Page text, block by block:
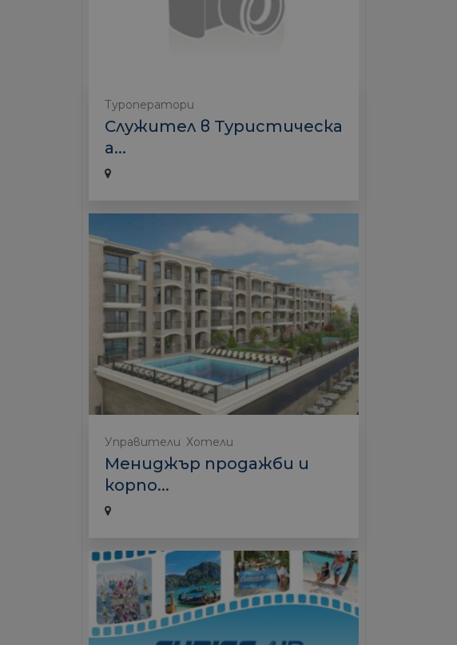
Туроператори
Служител в Туристическа
а...
Управители Хотели
Мениджър продажби и
корпо...